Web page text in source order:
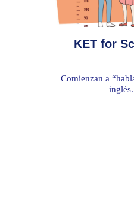
KET for
Comienzan a